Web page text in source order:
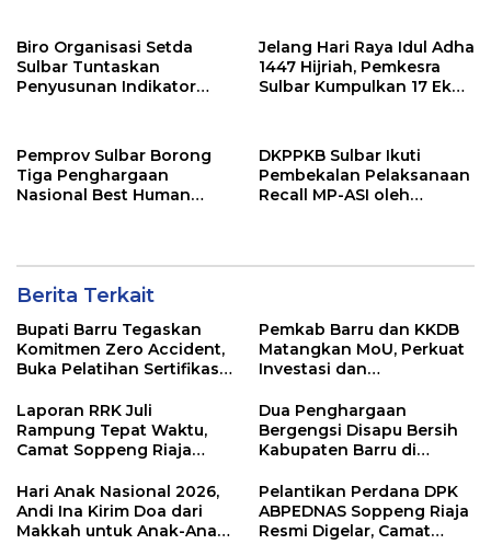
Biro Organisasi Setda
Sulbar Tuntaskan
Penyusunan Indikator
Jelang Hari Raya Idul Adha
1447 Hijriah, Pemkesra
Sulbar Kumpulkan 17 Ekor
Pemprov Sulbar Borong
Tiga Penghargaan
Nasional Best Human
DKPPKB Sulbar Ikuti
Pembekalan Pelaksanaan
Recall MP-ASI oleh
Berita Terkait
Bupati Barru Tegaskan
Komitmen Zero Accident,
Buka Pelatihan Sertifikasi
Pemkab Barru dan KKDB
Matangkan MoU, Perkuat
Investasi dan
Laporan RRK Juli
Rampung Tepat Waktu,
Camat Soppeng Riaja
dan Kelurahan
Dua Penghargaan
Bergengsi Disapu Bersih
Kabupaten Barru di
Hari Anak Nasional 2026,
Andi Ina Kirim Doa dari
Makkah untuk Anak-Anak
Pelantikan Perdana DPK
ABPEDNAS Soppeng Riaja
Resmi Digelar, Camat